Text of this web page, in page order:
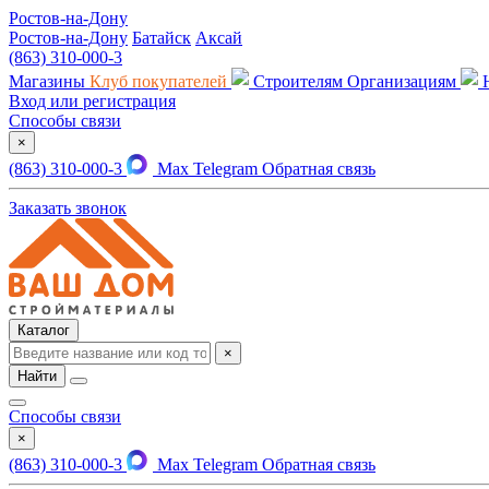
Ростов-на-Дону
Ростов-на-Дону Батайск Аксай
(863) 310-000-3
Магазины Клуб покупателей Строителям Организациям
Вход или регистрация
Способы связи
×
(863) 310-000-3 Max Telegram Обратная связь
Заказать звонок
Каталог
×
Найти
Способы связи
×
(863) 310-000-3 Max Telegram Обратная связь